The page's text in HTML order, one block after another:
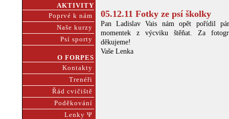
AKTIVITY
Poprvé k nám
Naše kurzy
Psí sporty
O FORPES
Kontakty
Trenéři
Řád cvičiště
Poděkování
Lenky Ψ
05.12.11 Fotky ze psí školky
Pan Ladislav Vais nám opět pořídil
momentek z výcviku štěňat. Za
děkujeme!
Vaše Lenka